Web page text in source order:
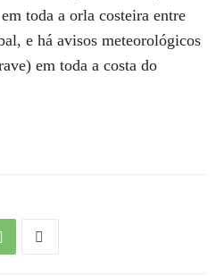
toda a orla costeira entre
e há avisos meteorológicos
em toda a costa do